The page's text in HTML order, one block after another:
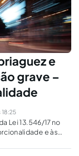
e
grave –
Lei 13.546/17 no
e às